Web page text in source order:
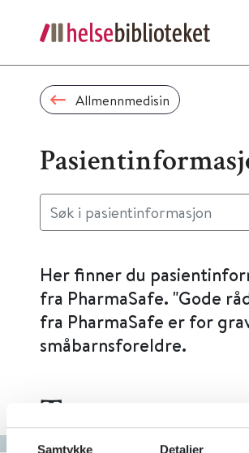
Samtykke Detaljer
Allmennmedisin
Her finner du
fra PharmaSafe. "Gode
fra PharmaSafe er for
småbarnsforeldre.
Tema
Gå til bokstav